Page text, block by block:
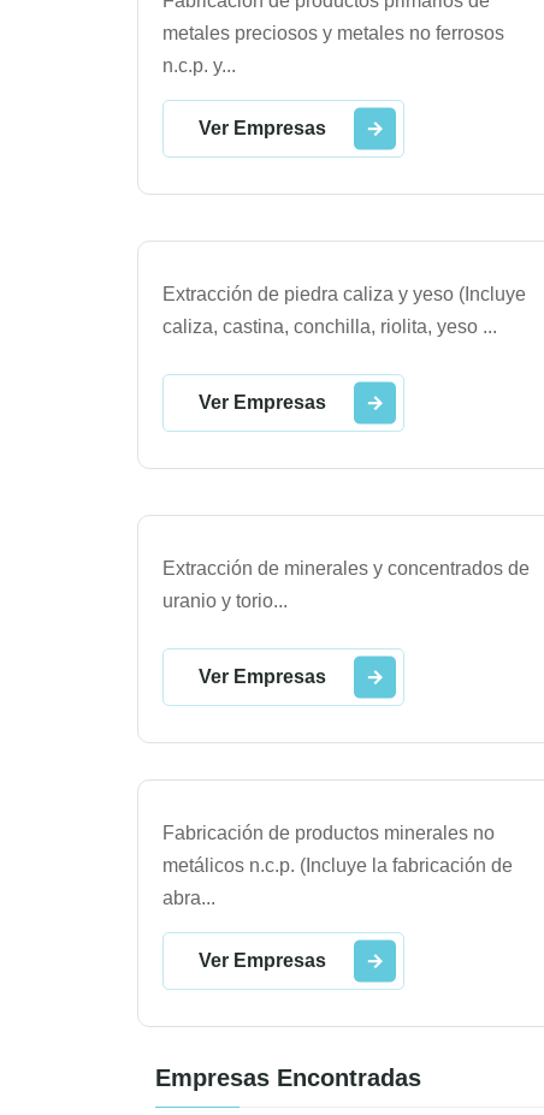
metales preciosos y metales no ferrosos
n.c.p. y...
Ver Empresas
Extracción de piedra caliza y yeso (Incluye
caliza, castina, conchilla, riolita, yeso ...
Ver Empresas
Extracción de minerales y concentrados de
uranio y torio...
Ver Empresas
Fabricación de productos minerales no
metálicos n.c.p. (Incluye la fabricación de
abra...
Ver Empresas
Empresas Encontradas